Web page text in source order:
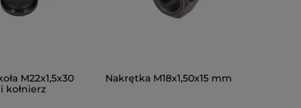
M22x1,5x30
kołnierz
Nakrętka M18x1,50x15 mm